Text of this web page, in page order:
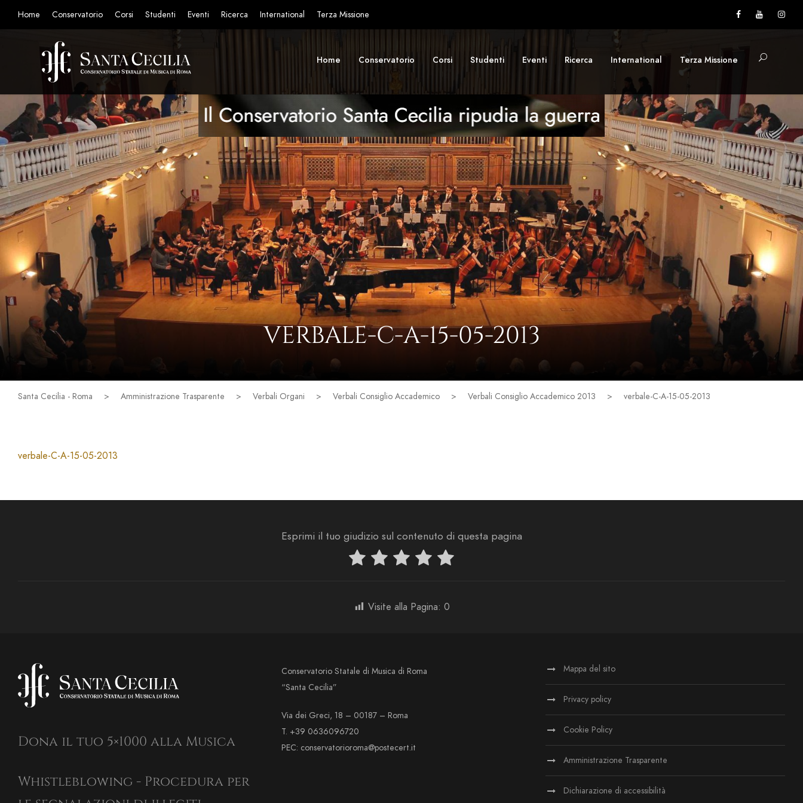
Home Conservatorio Corsi Studenti Eventi Ricerca International Terza Missione
Home Conservatorio Corsi Studenti Eventi Ricerca International Terza Missione
VERBALE-C-A-15-05-2013
Santa Cecilia - Roma > Amministrazione Trasparente > Verbali Organi > Verbali Consiglio Accademico > Verbali Consiglio Accademico 2013 > verbale-C-A-15-05-2013
verbale-C-A-15-05-2013
Esprimi il tuo giudizio sul contenuto di questa pagina
Visite alla Pagina: 0
Dona il tuo 5×1000 alla Musica
Whistleblowing - Procedura per
Conservatorio Statale di Musica di Roma
“Santa Cecilia”
Via dei Greci, 18 – 00187 – Roma
T. +39 0636096720
PEC: conservatorioroma@postecert.it
Mappa del sito
Privacy policy
Cookie Policy
Amministrazione Trasparente
Dichiarazione di accessibilità